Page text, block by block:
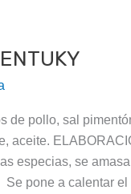
de pollo, sal
aceite.
especias, se
pone a calentar el